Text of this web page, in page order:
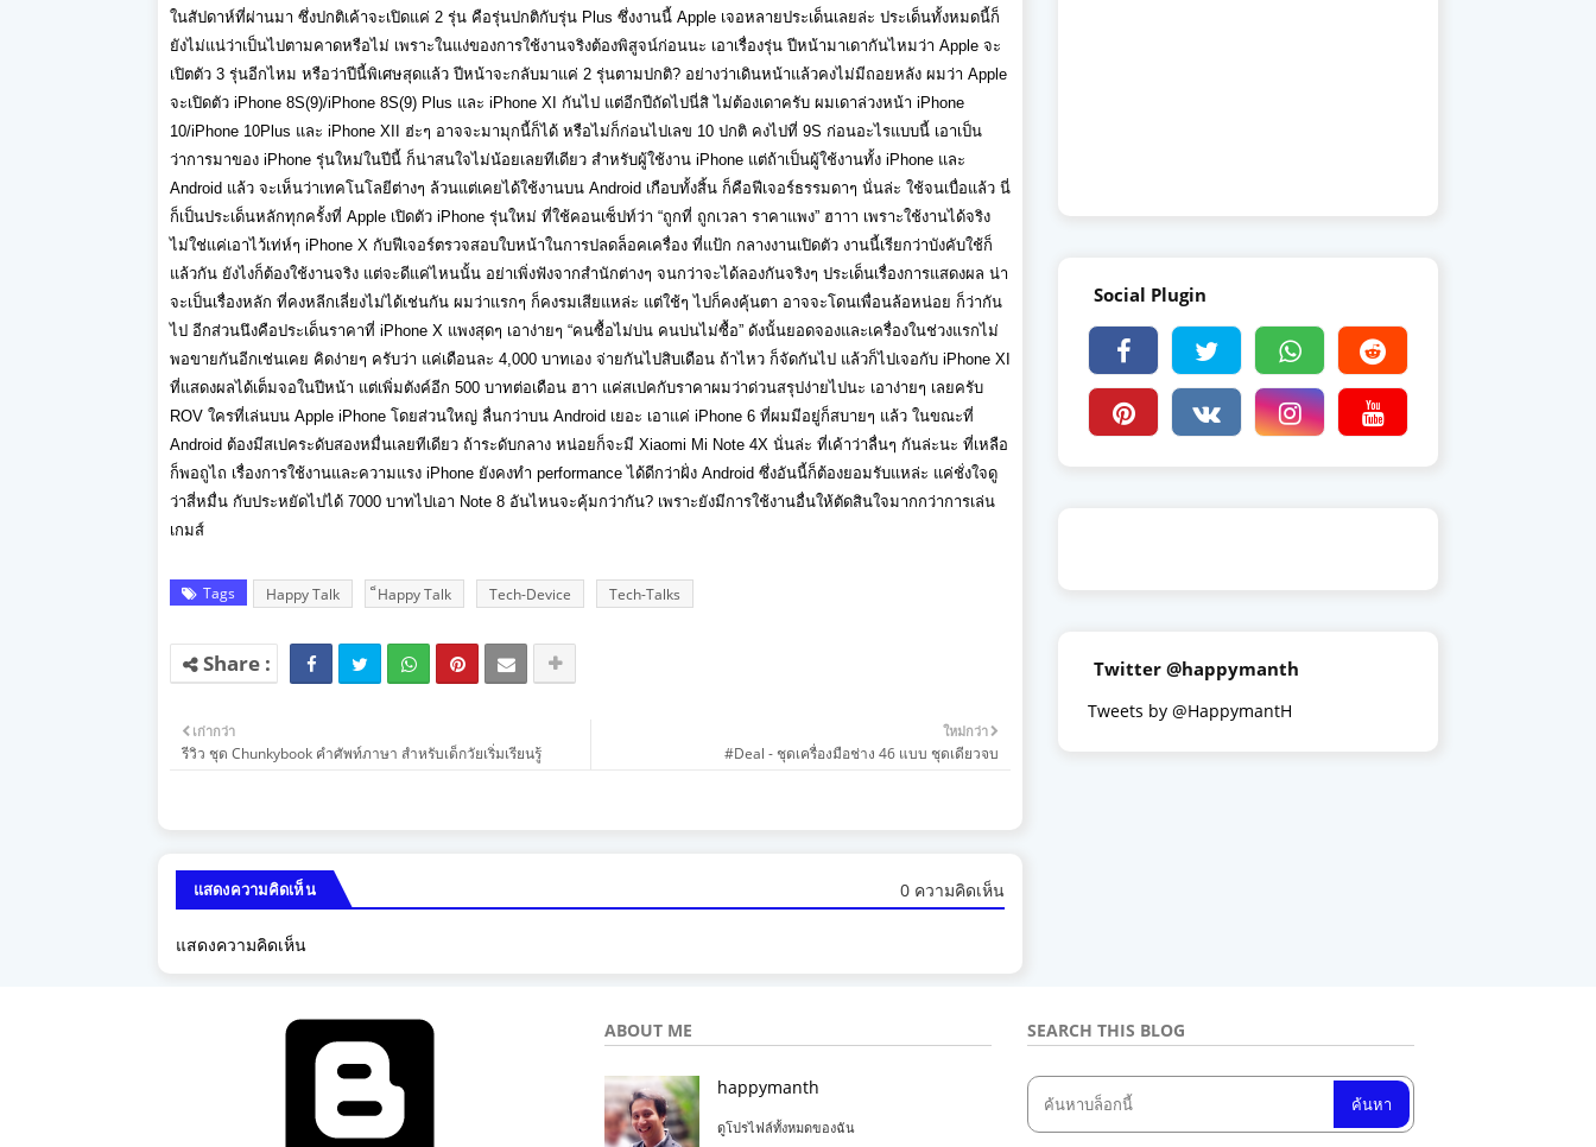
ในสัปดาห์ที่ผ่านมา ซึ่งปกติเค้าจะเปิดแค่ 2 รุ่น คือรุ่นปกติกับรุ่น Plus ซึ่งงานนี้ Apple เจอหลายประเด็นเลยล่ะ ประเด็นทั้งหมดนี้ก็
ยังไม่แน่ว่าเป็นไปตามคาดหรือไม่ เพราะในแง่ของการใช้งานจริงต้องพิสูจน์ก่อนนะ เอาเรื่องรุ่น ปีหน้ามาเดากันไหมว่า Apple จะ
เปิตตัว 3 รุ่นอีกไหม หรือว่าปีนี้พิเศษสุดแล้ว ปีหน้าจะกลับมาแค่ 2 รุ่นตามปกติ? อย่างว่าเดินหน้าแล้วคงไม่มีถอยหลัง ผมว่า Apple
จะเปิดตัว iPhone 8S(9)/iPhone 8S(9) Plus และ iPhone XI กันไป แต่อีกปีถัดไปนี่สิ ไม่ต้องเดาครับ ผมเดาล่วงหน้า iPhone
10/iPhone 10Plus และ iPhone XII ฮ่ะๆ อาจจะมามุกนี้ก็ได้ หรือไม่ก็ก่อนไปเลข 10 ปกติ คงไปที่ 9S ก่อนอะไรแบบนี้ เอาเป็น
ว่าการมาของ iPhone รุ่นใหม่ในปีนี้ ก็น่าสนใจไม่น้อยเลยทีเดียว สำหรับผู้ใช้งาน iPhone แต่ถ้าเป็นผู้ใช้งานทั้ง iPhone และ
Android แล้ว จะเห็นว่าเทคโนโลยีต่างๆ ล้วนแต่เคยได้ใช้งานบน Android เกือบทั้งสิ้น ก็คือฟีเจอร์ธรรมดาๆ นั่นล่ะ ใช้จนเบื่อแล้ว นี่
ก็เป็นประเด็นหลักทุกครั้งที่ Apple เปิดตัว iPhone รุ่นใหม่ ที่ใช้คอนเซ็ปท์ว่า “ถูกที่ ถูกเวลา ราคาแพง” ฮาาา เพราะใช้งานได้จริง
ไม่ใช่แค่เอาไว้เท่ห์ๆ iPhone X กับฟีเจอร์ตรวจสอบใบหน้าในการปลดล็อคเครื่อง ที่แป้ก กลางงานเปิดตัว งานนี้เรียกว่าบังคับใช้ก็
แล้วกัน ยังไงก็ต้องใช้งานจริง แต่จะดีแค่ไหนนั้น อย่าเพิ่งฟังจากสำนักต่างๆ จนกว่าจะได้ลองกันจริงๆ ประเด็นเรื่องการแสดงผล น่า
จะเป็นเรื่องหลัก ที่คงหลีกเลี่ยงไม่ได้เช่นกัน ผมว่าแรกๆ ก็คงรมเสียแหล่ะ แต่ใช้ๆ ไปก็คงคุ้นตา อาจจะโดนเพื่อนล้อหน่อย ก็ว่ากัน
ไป อีกส่วนนึงคือประเด็นราคาที่ iPhone X แพงสุดๆ เอาง่ายๆ “คนซื้อไม่บ่น คนบ่นไม่ซื้อ” ดังนั้นยอดจองและเครื่องในช่วงแรกไม่
พอขายกันอีกเช่นเคย คิดง่ายๆ ครับว่า แค่เดือนละ 4,000 บาทเอง จ่ายกันไปสิบเดือน ถ้าไหว ก็จัดกันไป แล้วก็ไปเจอกับ iPhone XI
ที่แสดงผลได้เต็มจอในปีหน้า แต่เพิ่มตังค์อีก 500 บาทต่อเดือน ฮาา แค่สเปคกับราคาผมว่าด่วนสรุปง่ายไปนะ เอาง่ายๆ เลยครับ
ROV ใครที่เล่นบน Apple iPhone โดยส่วนใหญ่ ลื่นกว่าบน Android เยอะ เอาแค่ iPhone 6 ที่ผมมีอยู่ก็สบายๆ แล้ว ในขณะที่
Android ต้องมีสเปคระดับสองหมื่นเลยทีเดียว ถ้าระดับกลาง หน่อยก็จะมี Xiaomi Mi Note 4X นั่นล่ะ ที่เค้าว่าลื่นๆ กันล่ะนะ ที่เหลือ
ก็พอถูไถ เรื่องการใช้งานและความแรง iPhone ยังคงทำ performance ได้ดีกว่าฝั่ง Android ซึ่งอันนี้ก็ต้องยอมรับแหล่ะ แค่ชั่งใจดู
ว่าสี่หมื่น กับประหยัดไปได้ 7000 บาทไปเอา Note 8 อันไหนจะคุ้มกว่ากัน? เพราะยังมีการใช้งานอื่นให้ตัดสินใจมากกว่าการเล่น
เกมส์
Tags Happy Talk ็Happy Talk Tech-Device Tech-Talks
ใหม่กว่า
#Deal - ชุดเครื่องมือช่าง 46 แบบ ชุดเดียวจบ
เก่ากว่า
รีวิว ชุด Chunkybook คำศัพท์ภาษา สำหรับเด็กวัยเริ่มเรียนรู้
แสดงความคิดเห็น 0 ความคิดเห็น
แสดงความคิดเห็น
Social Plugin
Twitter @happymanth
Tweets by @HappymantH
ABOUT ME
happymanth
ดูโปรไฟล์ทั้งหมดของฉัน
SEARCH THIS BLOG